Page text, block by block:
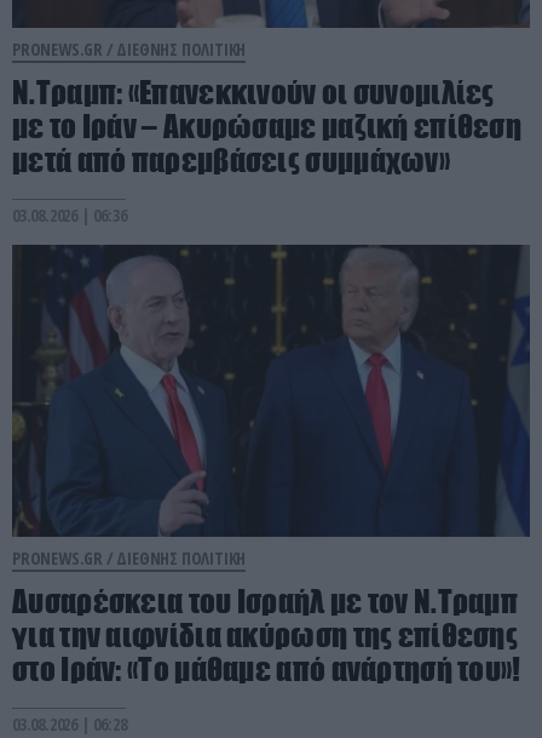
PRONEWS.GR / ΔΙΕΘΝΗΣ ΠΟΛΙΤΙΚΗ
Ν.Τραμπ: «Επανεκκινούν οι συνομιλίες
με το Ιράν – Ακυρώσαμε μαζική επίθεση
μετά από παρεμβάσεις συμμάχων»
03.08.2026 | 06:36
PRONEWS.GR / ΔΙΕΘΝΗΣ ΠΟΛΙΤΙΚΗ
Δυσαρέσκεια του Ισραήλ με τον Ν.Τραμπ
για την αιφνίδια ακύρωση της επίθεσης
στο Ιράν: «Το μάθαμε από ανάρτησή του»!
03.08.2026 | 06:28